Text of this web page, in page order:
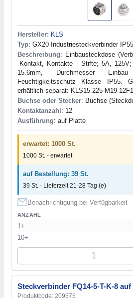
Hersteller: KLS
Typ: GX20 Industriesteckverbinder IP55
Beschreibung: Einbausteckdose
-Kontakt, Kontakte - Stifte; 5A,
15.6mm, Durchmesser
Feuchtigkeitsschutz Klasse IP55.
erhältlich separat: KLS15-225-M19-
Buchse oder Stecker: Buchse
Kontaktanzahl : 12
Ausführung: auf Platte
erwartet: 1000 St.
1000 St. - erwartet
auf Bestellung: 39 St.
39 St. - Lieferzeit 21-28 Tag (e)
Benachrichtigung bei Verfügbarkeit
ANZAHL
1+
10+
Steckverbinder FQ14-5-T-K-8 auf
Produktcode: 209575